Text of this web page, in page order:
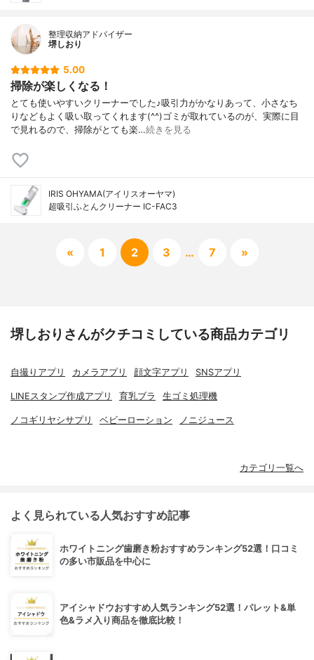
整理収納アドバイザー
堺しおり
5.00
掃除が楽しくなる！
とても使いやすいクリーナーでした♪吸引力がかなりあって、小さなち
りなどもよく吸い取ってくれます(^^)ゴミが取れているのが、実際に目
で見れるので、掃除がとても楽…続きを見る
IRIS OHYAMA(アイリスオーヤマ)
超吸引ふとんクリーナー IC-FAC3
« 1 2 3 … 7 »
堺しおりさんがクチコミしている商品カテゴリ
自撮りアプリ カメラアプリ 顔文字アプリ SNSアプリ
LINEスタンプ作成アプリ 育乳ブラ 生ゴミ処理機
ノコギリヤシサプリ ベビーローション ノニジュース
カテゴリ一覧へ
よく見られている人気おすすめ記事
ホワイトニング歯磨き粉おすすめランキング52選！口コミ
の多い市販品を中心に
アイシャドウおすすめ人気ランキング52選！パレット&単
色&ラメ入り商品を徹底比較！